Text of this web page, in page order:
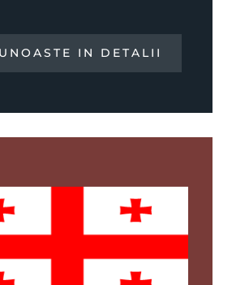
IN DETALII